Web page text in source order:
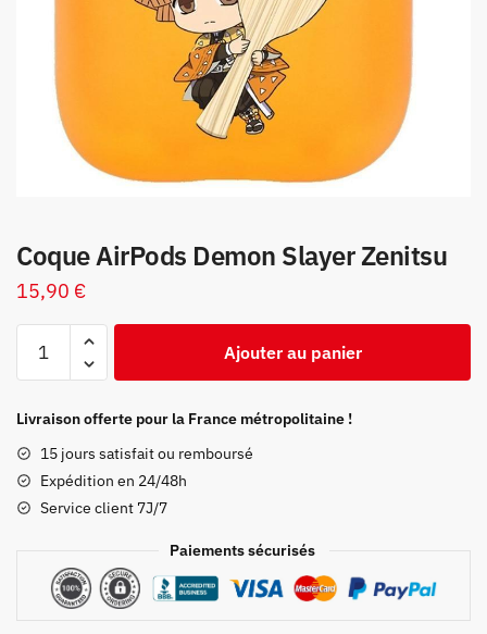
Coque AirPods Demon Slayer Zenitsu
15,90 €
AirPods
Slayer
Zenitsu
Ajouter au panier
Livraison offerte pour la France métropolitaine !
15 jours satisfait ou remboursé
Expédition en 24/48h
Service client 7J/7
Paiements sécurisés